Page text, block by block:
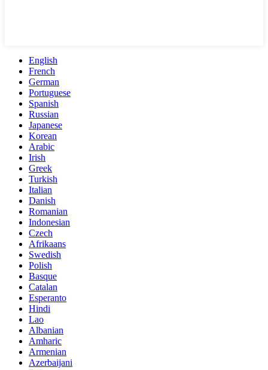
English
French
German
Portuguese
Spanish
Russian
Japanese
Korean
Arabic
Irish
Greek
Turkish
Italian
Danish
Romanian
Indonesian
Czech
Afrikaans
Swedish
Polish
Basque
Catalan
Esperanto
Hindi
Lao
Albanian
Amharic
Armenian
Azerbaijani